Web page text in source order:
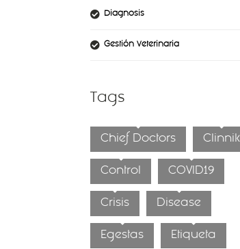
Diagnosis
Gestión Veterinaria
Tags
Chief Doctors Clinnik
Control COVID19
Crisis Disease
Egestas Etiqueta